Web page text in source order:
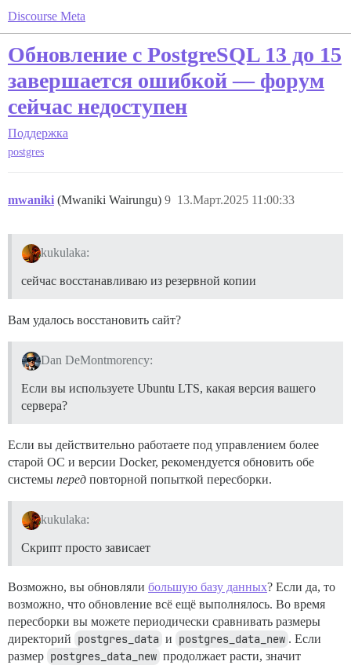
Discourse Meta
Обновление с PostgreSQL 13 до 15
завершается ошибкой — форум
сейчас недоступен
Поддержка
postgres
mwaniki (Mwaniki Wairungu) 13.Март.2025 11:00:33
9
kukulaka:
сейчас восстанавливаю из резервной копии
Вам удалось восстановить сайт?
Dan DeMontmorency:
Если вы используете Ubuntu LTS, какая версия вашего
сервера?
Если вы действительно работаете под управлением более
старой ОС и версии Docker, рекомендуется обновить обе
системы перед повторной попыткой пересборки.
kukulaka:
Скрипт просто зависает
Возможно, вы обновляли большую базу данных? Если да, то
возможно, что обновление всё ещё выполнялось. Во время
пересборки вы можете периодически сравнивать размеры
директорий postgres_data и postgres_data_new . Если
размер postgres_data_new продолжает расти, значит